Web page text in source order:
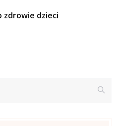
zdrowie dzieci